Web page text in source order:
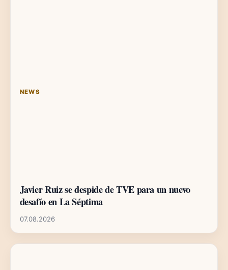
NEWS
Javier Ruiz se despide de TVE para un nuevo
desafío en La Séptima
07.08.2026